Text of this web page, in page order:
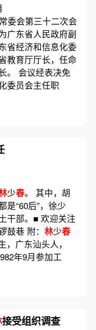
委会第三十二次会
广东省人民政府副
省经济和信息化委
教育厅厅长，任命
。 会议经表决免
委员会主任职
少春。 其中，胡
是“60后”，徐少
干部。■ 欢迎关注
鼓巷 附： 林少春
广东汕头人，
年9月参加工
接受组织调查